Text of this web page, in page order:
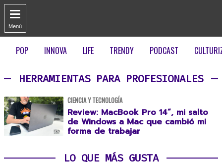

Menú
POP INNOVA LIFE TRENDY PODCAST
HERRAMIENTAS PARA PROFESIONALES
CIENCIA Y TECNOLOGÍA
Review: MacBook Pro 14”, mi salto
de Windows a Mac que cambió mi
forma de trabajar
LO QUE MÁS GUSTA